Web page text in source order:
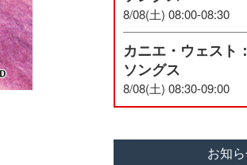
8/08(土) 08:00-08:30
カニエ・ウェスト
ソングス
8/08(土) 08:30-09:00
お知